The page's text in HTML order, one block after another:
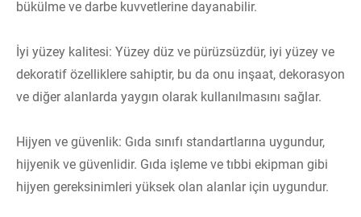
bükülme ve darbe kuvvetlerine dayanabilir.
İyi yüzey kalitesi: Yüzey düz ve pürüzsüzdür, iyi yüzey ve
dekoratif özelliklere sahiptir, bu da onu inşaat, dekorasyon
ve diğer alanlarda yaygın olarak kullanılmasını sağlar.
Hijyen ve güvenlik: Gıda sınıfı standartlarına uygundur,
hijyenik ve güvenlidir. Gıda işleme ve tıbbi ekipman gibi
hijyen gereksinimleri yüksek olan alanlar için uygundur.